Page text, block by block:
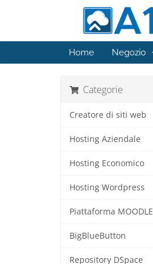
Home Negozio
Categorie
Creatore di siti web
Hosting Aziendale
Hosting Economico
Hosting Wordpress
Piattaforma MOODLE
BigBlueButton
Repository DSpace